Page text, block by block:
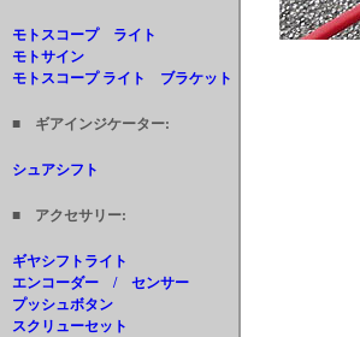
モトスコープ ライト
モトサイン
モトスコープ ライト ブラケット
■ ギアインジケーター:
シュアシフト
■ アクセサリー:
ギヤシフトライト
エンコーダー / センサー
プッシュボタン
スクリューセット